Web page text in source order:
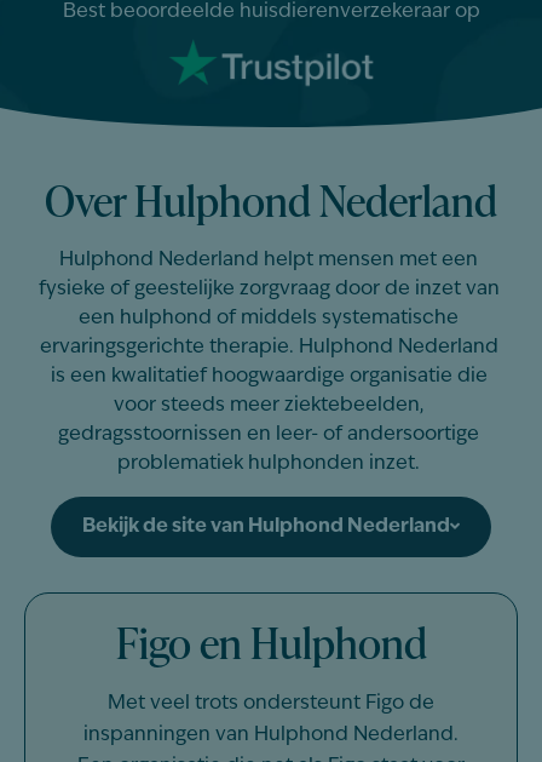
Best beoordeelde huisdierenverzekeraar op
Over Hulphond Nederland
Hulphond Nederland helpt mensen met een
fysieke of geestelijke zorgvraag door de inzet van
een hulphond of middels systematische
ervaringsgerichte therapie. Hulphond Nederland
is een kwalitatief hoogwaardige organisatie die
voor steeds meer ziektebeelden,
gedragsstoornissen en leer- of andersoortige
problematiek hulphonden inzet.
Bekijk de site van Hulphond Nederland
Figo en Hulphond
Met veel trots ondersteunt Figo de
inspanningen van Hulphond Nederland.